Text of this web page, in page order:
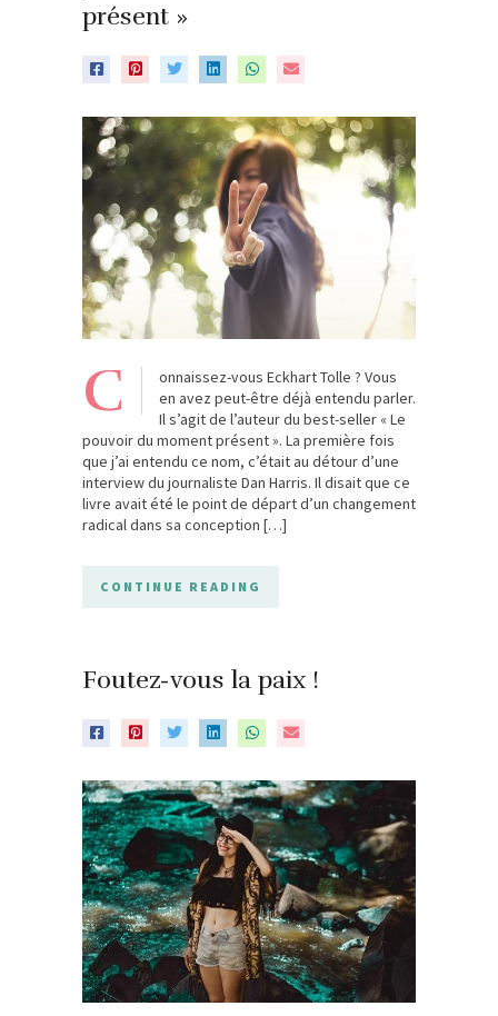
présent »
C
onnaissez-vous Eckhart Tolle ? Vous
en avez peut-être déjà entendu parler.
Il s’agit de l’auteur du best-seller « Le
pouvoir du moment présent ». La première fois
que j’ai entendu ce nom, c’était au détour d’une
interview du journaliste Dan Harris. Il disait que ce
livre avait été le point de départ d’un changement
radical dans sa conception […]
CONTINUE READING
Foutez-vous la paix !